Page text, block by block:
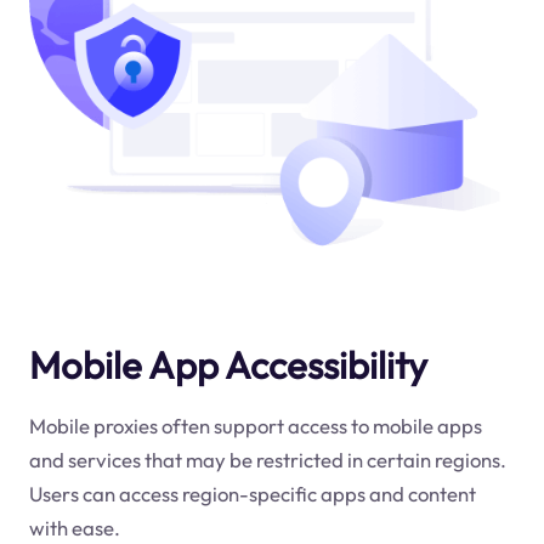
Mobile App Accessibility
Mobile proxies often support access to mobile apps
and services that may be restricted in certain regions.
Users can access region-specific apps and content
with ease.